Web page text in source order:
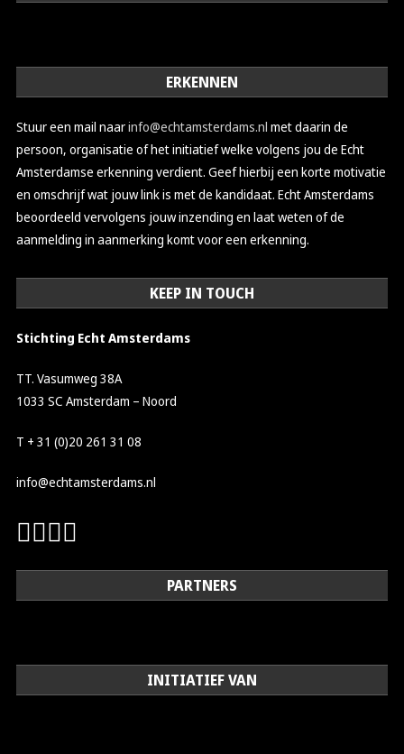
ERKENNEN
Stuur een mail naarinfo@echtamsterdams.nl met daarin de
persoon, organisatie of het initiatief welke volgens jou de Echt
Amsterdamse erkenning verdient. Geef hierbij een korte motivatie
en omschrijf wat jouw link is met de kandidaat. Echt Amsterdams
beoordeeld vervolgens jouw inzending en laat weten of de
aanmelding in aanmerking komt voor een erkenning.
KEEP IN TOUCH
Stichting Echt Amsterdams
TT. Vasumweg 38A
1033 SC Amsterdam – Noord
T + 31 (0)20 261 31 08
info@echtamsterdams.nl
PARTNERS
INITIATIEF VAN